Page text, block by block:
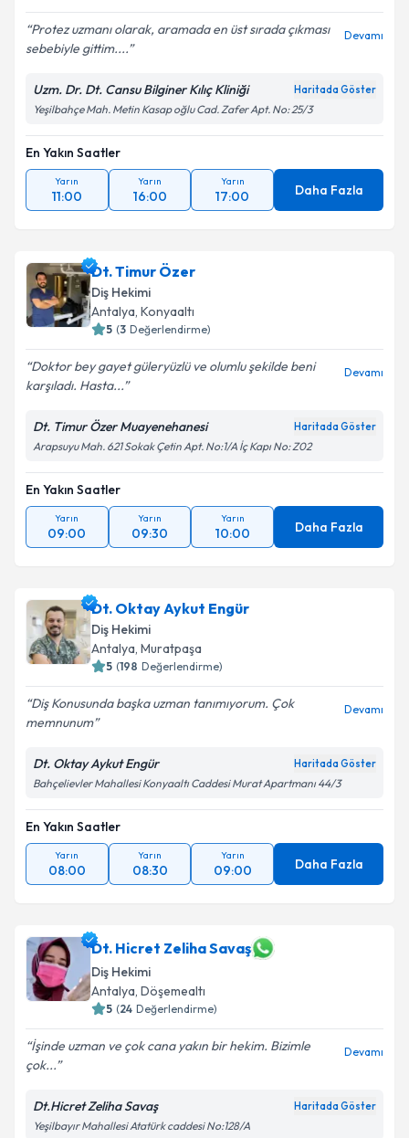
Protez uzmanı olarak, aramada en üst sırada çıkması
sebebiyle gittim....
Devamı
Uzm. Dr. Dt. Cansu Bilginer Kılıç Kliniği Haritada Göster
Yeşilbahçe Mah. Metin Kasap oğlu Cad. Zafer Apt. No: 25/3
En Yakın Saatler
Yarın
11:00
Yarın
16:00
Yarın
17:00 Daha Fazla
Dt. Timur Özer
Diş Hekimi
Antalya, Konyaaltı
5 (3 Değerlendirme)
Doktor bey gayet güleryüzlü ve olumlu şekilde beni
karşıladı. Hasta...
Devamı
Dt. Timur Özer Muayenehanesi Haritada Göster
Arapsuyu Mah. 621 Sokak Çetin Apt. No:1/A İç Kapı No: Z02
En Yakın Saatler
Yarın
09:00
Yarın
09:30
Yarın
10:00 Daha Fazla
Dt. Oktay Aykut Engür
Diş Hekimi
Antalya, Muratpaşa
5 (198 Değerlendirme)
Diş Konusunda başka uzman tanımıyorum. Çok
memnunum
Devamı
Dt. Oktay Aykut Engür Haritada Göster
Bahçelievler Mahallesi Konyaaltı Caddesi Murat Apartmanı 44/3
En Yakın Saatler
Yarın
08:00
Yarın
08:30
Yarın
09:00 Daha Fazla
Dt. Hicret Zeliha Savaş
Diş Hekimi
Antalya, Döşemealtı
5 (24 Değerlendirme)
İşinde uzman ve çok cana yakın bir hekim. Bizimle
çok...
Devamı
Dt.Hicret Zeliha Savaş Haritada Göster
Yeşilbayır Mahallesi Atatürk caddesi No:128/A